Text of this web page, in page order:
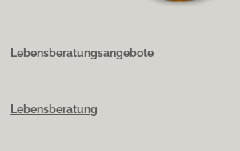
Lebensberatungsangebote
Lebensberatung